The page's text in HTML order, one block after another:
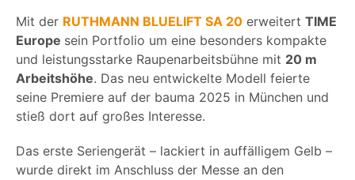
Mit der RUTHMANN BLUELIFT SA 20 erweitert TIME
Europe sein Portfolio um eine besonders kompakte
und leistungsstarke Raupenarbeitsbühne mit 20 m
Arbeitshöhe. Das neu entwickelte Modell feierte
seine Premiere auf der bauma 2025 in München und
stieß dort auf großes Interesse.
Das erste Seriengerät – lackiert in auffälligem Gelb –
wurde direkt im Anschluss der Messe an den